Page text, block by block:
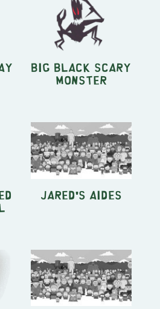
Big Black Scary
Monster
Jared's aides